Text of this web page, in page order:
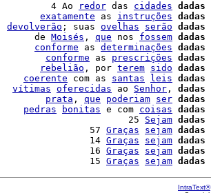
|         4 Ao redor das cidades dadas
exatamente as instruções dadas
devolverão ; suas ovelhas serão dadas
|      de Moisés , que nos fossem dadas
conforme as determinações dadas
conforme as prescrições dadas
rebelião , por terem sido dadas
coerente com as santas leis dadas
vítimas oferecidas ao Senhor , dadas
prata , que poderiam ser dadas
pedras bonitas e com coisas dadas
|                       25 Sejam dadas
|                57 Graças sejam dadas
|                14 Graças sejam dadas
|                16 Graças sejam dadas
|                15 Graças sejam dadas
IntraText®